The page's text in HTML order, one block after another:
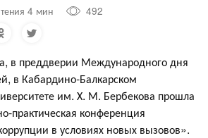
4 мин
492
в преддверии Международного дня
в Кабардино-Балкарском
им. Х. М. Бербекова прошла
практическая конференция
в условиях новых вызовов».